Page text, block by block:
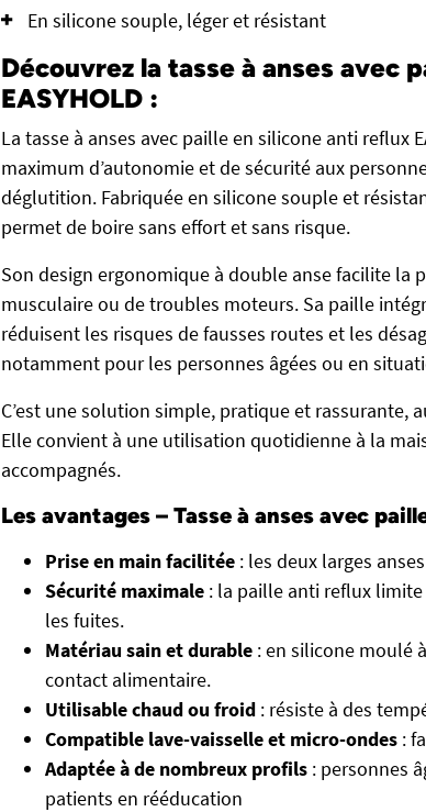
En silicone souple, léger et résistant
Découvrez la tasse à anses avec
EASYHOLD :
La tasse à anses avec paille en silicone anti reflux
maximum d’autonomie et de sécurité aux
déglutition. Fabriquée en silicone souple et
permet de boire sans effort et sans risque.
Son design ergonomique à double anse facilite la
musculaire ou de troubles moteurs. Sa paille
réduisent les risques de fausses routes et les
notamment pour les personnes âgées ou en
C’est une solution simple, pratique et rassurante,
Elle convient à une utilisation quotidienne à la
accompagnés.
Les avantages – Tasse à anses avec
Prise en main facilitée : les deux larges
Sécurité maximale : la paille anti reflux
les fuites.
Matériau sain et durable : en silicone moulé
contact alimentaire.
Utilisable chaud ou froid : résiste à des
Compatible lave-vaisselle et micro-ondes :
Adaptée à de nombreux profils : personnes
patients en rééducation